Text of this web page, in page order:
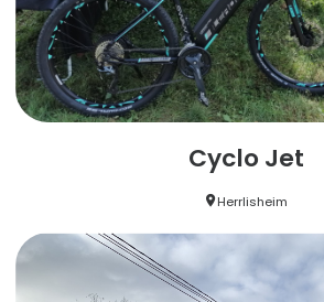
Cyclo Jet
Herrlisheim